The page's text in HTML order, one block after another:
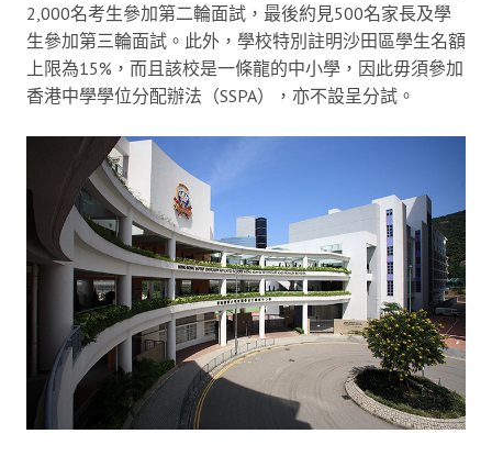
2,000名考生參加第二輪面試，最後約見500名家長及學
生參加第三輪面試。此外，學校特別註明沙田區學生名額
上限為15%，而且該校是一條龍的中小學，因此毋須參加
香港中學學位分配辦法（SSPA），亦不設呈分試。